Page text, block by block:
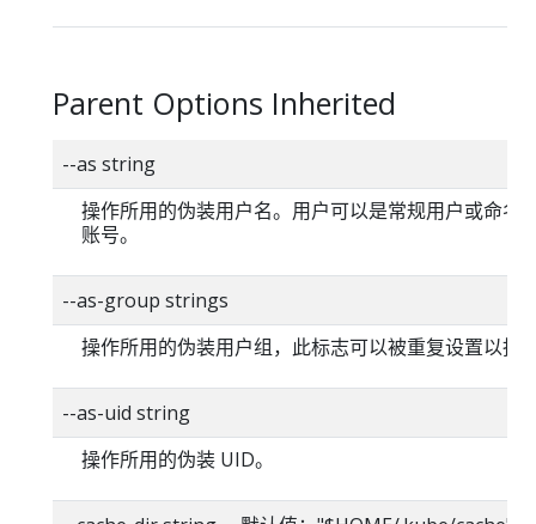
Parent Options Inherited
--as string
操作所用的伪装用户名。用户可以是常规用户或命名
账号。
--as-group strings
操作所用的伪装用户组，此标志可以被重复设置以指
--as-uid string
操作所用的伪装 UID。